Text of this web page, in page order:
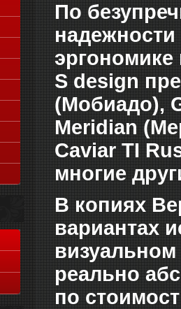
По
надежности
S design
(Мобиадо),
Meridian
Caviar TI
многие
В копиях
вариантах
реально
по